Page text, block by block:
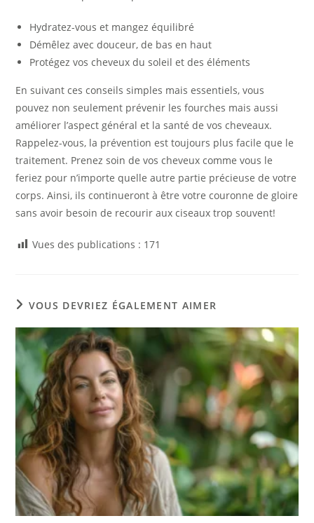
Hydratez-vous et mangez équilibré
Démêlez avec douceur, de bas en haut
Protégez vos cheveux du soleil et des éléments
En suivant ces conseils simples mais essentiels, vous
pouvez non seulement prévenir les fourches mais aussi
améliorer l’aspect général et la santé de vos cheveaux.
Rappelez-vous, la prévention est toujours plus facile que le
traitement. Prenez soin de vos cheveux comme vous le
feriez pour n’importe quelle autre partie précieuse de votre
corps. Ainsi, ils continueront à être votre couronne de gloire
sans avoir besoin de recourir aux ciseaux trop souvent!
Vues des publications : 171
VOUS DEVRIEZ ÉGALEMENT AIMER